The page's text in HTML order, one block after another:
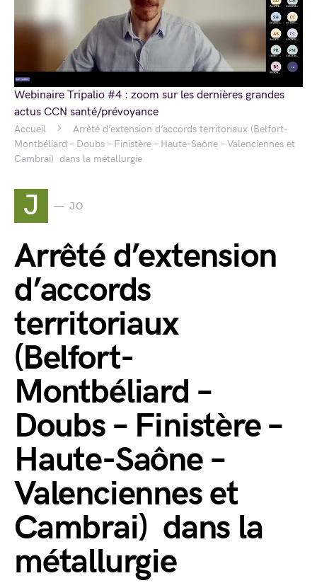
Accueil
Arrêté d’extension d’accords territoriaux (Belfort-
Montbéliard – Doubs – Finistère – Haute-Saône – Valenciennes et
Cambrai) dans la métallurgie
J JO
Arrêté d’extension
d’accords
territoriaux
(Belfort-
Montbéliard –
Doubs – Finistère –
Haute-Saône –
Valenciennes et
Cambrai) dans la
métallurgie
Webinaire Tripalio #4 : zoom sur les dernières grandes
actus CCN santé/prévoyance